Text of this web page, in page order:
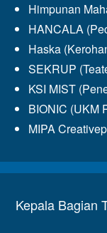
Himpunan
HANCALA
Haska
SEKRUP
KSI MIST
BIONIC (UKM
MIPA
Kepala Bagian